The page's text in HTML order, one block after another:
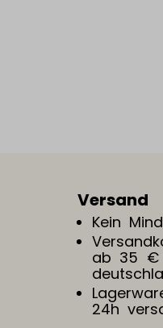
Versand
Kein
ab 35 €
24h